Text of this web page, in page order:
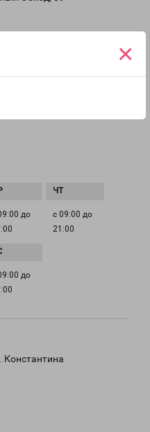
×
до
с 09:00 до
21:00
до
Константина